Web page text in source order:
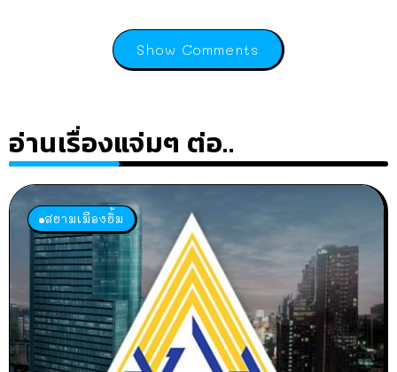
Show Comments
อ่านเรื่องแจ่มๆ ต่อ..
สยามเมืองยิ้ม